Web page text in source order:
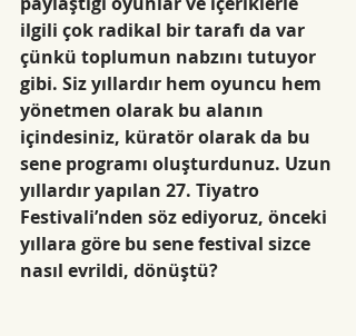
ilgili çok radikal bir tarafı da var
çünkü toplumun nabzını tutuyor
gibi. Siz yıllardır hem oyuncu hem
yönetmen olarak bu alanın
içindesiniz, küratör olarak da bu
sene programı oluşturdunuz. Uzun
yıllardır yapılan 27. Tiyatro
Festivali’nden söz ediyoruz, önceki
yıllara göre bu sene festival sizce
nasıl evrildi, dönüştü?